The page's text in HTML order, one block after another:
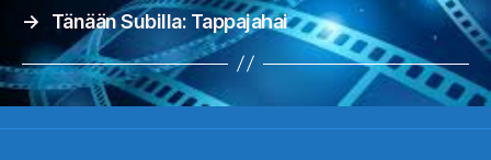
→
Tänään Subilla: Tappajahai